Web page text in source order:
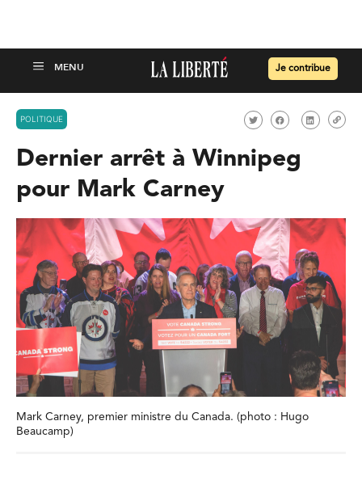
Je contribue
POLITIQUE
Dernier arrêt à Winnipeg
pour Mark Carney
Mark Carney, premier ministre du Canada. (photo : Hugo
Beaucamp)